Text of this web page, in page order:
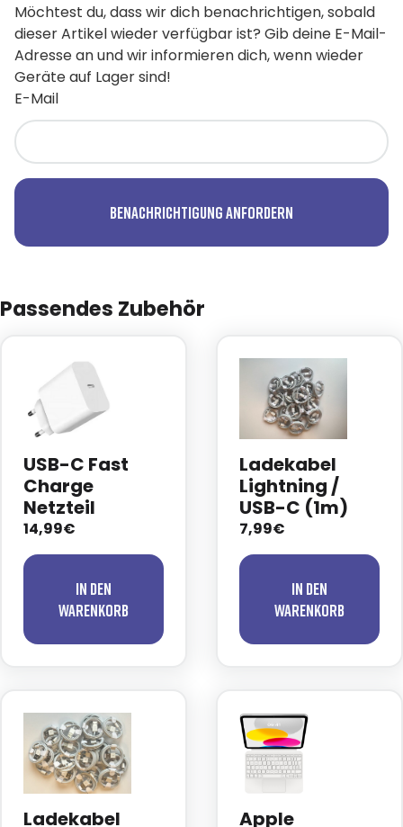
Möchtest du, dass wir dich benachrichtigen, sobald
dieser Artikel wieder verfügbar ist? Gib deine E-Mail-
Adresse an und wir informieren dich, wenn wieder
Geräte auf Lager sind!
E-Mail
Benachrichtigung anfordern
Passendes Zubehör
USB-C Fast
Charge
Netzteil
14,99€
In den
Warenkorb
Ladekabel
Lightning /
USB-C (1m)
7,99€
In den
Warenkorb
Ladekabel
Apple